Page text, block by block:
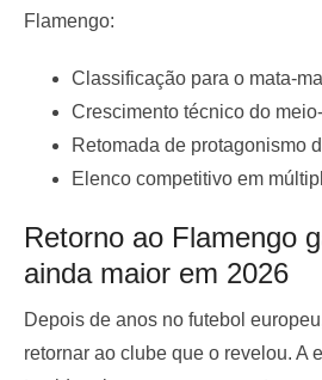
Flamengo:
Classificação para o mata-
Crescimento técnico do
Retomada de protagonismo
Elenco competitivo em
Retorno ao Flamengo
ainda maior em 2026
Depois de anos no futebol
retornar ao clube que o revelou. A